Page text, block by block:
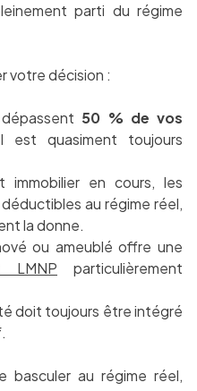
parti du régime
votre décision :
50 % de vos
quasiment toujours
immobilier en cours, les
au régime réel,
la donne.
ou ameublé offre une
LMNP particulièrement
doit toujours être intégré
basculer au régime réel,